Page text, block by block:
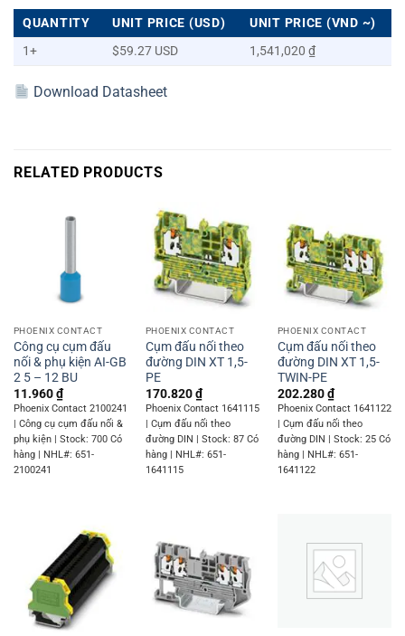
QUANTITY UNIT PRICE (USD)
UNIT PRICE (VND ~)
1+
$59.27 USD 1,541,020 ₫
Download Datasheet
RELATED PRODUCTS
PHOENIX CONTACT
Công cụ cụm đấu
nối & phụ kiện AI-GB
2 5 – 12 BU
11.960₫
Phoenix Contact 2100241
| Công cụ cụm đấu nối &
phụ kiện | Stock: 700 Có
hàng | NHL#: 651-
2100241
PHOENIX CONTACT
Cụm đấu nối theo
đường DIN XT 1,5-
PE
170.820₫
Phoenix Contact 1641115
| Cụm đấu nối theo
đường DIN | Stock: 87 Có
hàng | NHL#: 651-
1641115
PHOENIX CONTACT
Cụm đấu nối theo
đường DIN XT 1,5-
TWIN-PE
202.280₫
Phoenix Contact 1641122
| Cụm đấu nối theo
đường DIN | Stock: 25 Có
hàng | NHL#: 651-
1641122